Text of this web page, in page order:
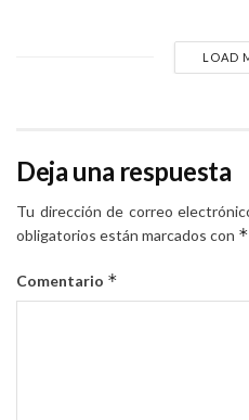
LOAD
Deja una respuesta
Tu dirección de correo
obligatorios están marcados con *
Comentario *